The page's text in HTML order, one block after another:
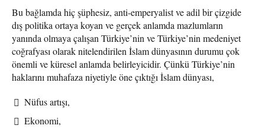
Bu bağlamda hiç şüphesiz, anti-emperyalist ve adil bir çizgide
dış politika ortaya koyan ve gerçek anlamda mazlumların
yanında olmaya çalışan Türkiye’nin ve Türkiye’nin medeniyet
coğrafyası olarak nitelendirilen İslam dünyasının durumu çok
önemli ve küresel anlamda belirleyicidir. Çünkü Türkiye’nin
haklarını muhafaza niyetiyle öne çıktığı İslam dünyası,
Nüfus artışı,
Ekonomi,